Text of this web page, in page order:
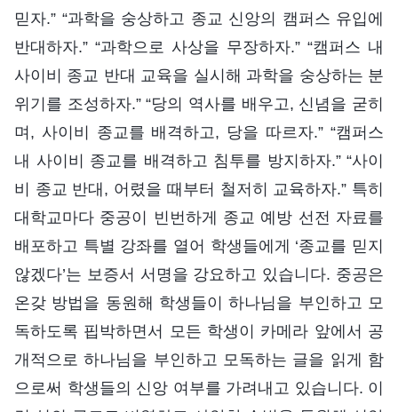
믿자.” “과학을 숭상하고 종교 신앙의 캠퍼스 유입에
반대하자.” “과학으로 사상을 무장하자.” “캠퍼스 내
사이비 종교 반대 교육을 실시해 과학을 숭상하는 분
위기를 조성하자.” “당의 역사를 배우고, 신념을 굳히
며, 사이비 종교를 배격하고, 당을 따르자.” “캠퍼스
내 사이비 종교를 배격하고 침투를 방지하자.” “사이
비 종교 반대, 어렸을 때부터 철저히 교육하자.” 특히
대학교마다 중공이 빈번하게 종교 예방 선전 자료를
배포하고 특별 강좌를 열어 학생들에게 ‘종교를 믿지
않겠다’는 보증서 서명을 강요하고 있습니다. 중공은
온갖 방법을 동원해 학생들이 하나님을 부인하고 모
독하도록 핍박하면서 모든 학생이 카메라 앞에서 공
개적으로 하나님을 부인하고 모독하는 글을 읽게 함
으로써 학생들의 신앙 여부를 가려내고 있습니다. 이